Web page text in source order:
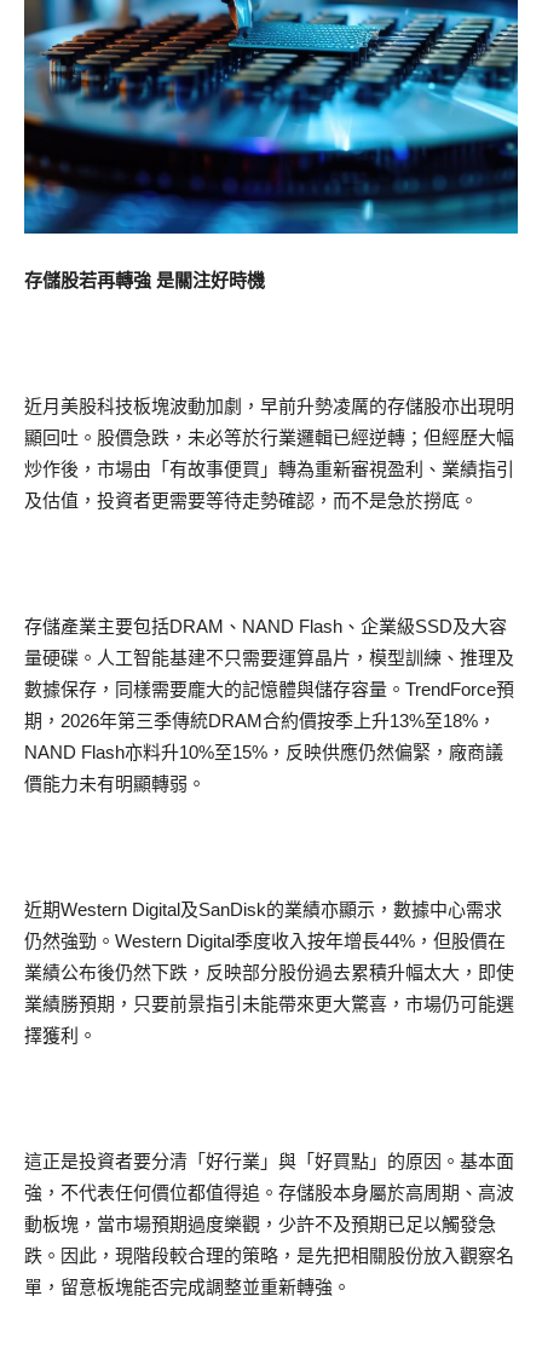
存儲股若再轉強 是關注好時機
近月美股科技板塊波動加劇，早前升勢凌厲的存儲股亦出現明
顯回吐。股價急跌，未必等於行業邏輯已經逆轉；但經歷大幅
炒作後，市場由「有故事便買」轉為重新審視盈利、業績指引
及估值，投資者更需要等待走勢確認，而不是急於撈底。
存儲產業主要包括DRAM、NAND Flash、企業級SSD及大容
量硬碟。人工智能基建不只需要運算晶片，模型訓練、推理及
數據保存，同樣需要龐大的記憶體與儲存容量。TrendForce預
期，2026年第三季傳統DRAM合約價按季上升13%至18%，
NAND Flash亦料升10%至15%，反映供應仍然偏緊，廠商議
價能力未有明顯轉弱。
近期Western Digital及SanDisk的業績亦顯示，數據中心需求
仍然強勁。Western Digital季度收入按年增長44%，但股價在
業績公布後仍然下跌，反映部分股份過去累積升幅太大，即使
業績勝預期，只要前景指引未能帶來更大驚喜，市場仍可能選
擇獲利。
這正是投資者要分清「好行業」與「好買點」的原因。基本面
強，不代表任何價位都值得追。存儲股本身屬於高周期、高波
動板塊，當市場預期過度樂觀，少許不及預期已足以觸發急
跌。因此，現階段較合理的策略，是先把相關股份放入觀察名
單，留意板塊能否完成調整並重新轉強。